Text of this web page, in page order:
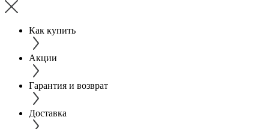
Как купить
Акции
Гарантия и возврат
Доставка